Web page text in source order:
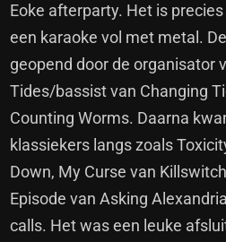
Eoke afterparty. Het is
een karaoke vol met metal.
geopend door de organisator
Tides/bassist van Changing
Counting Worms. Daarna
klassiekers langs zoals
Down, My Curse van
Episode van Asking
calls. Het was een leuke